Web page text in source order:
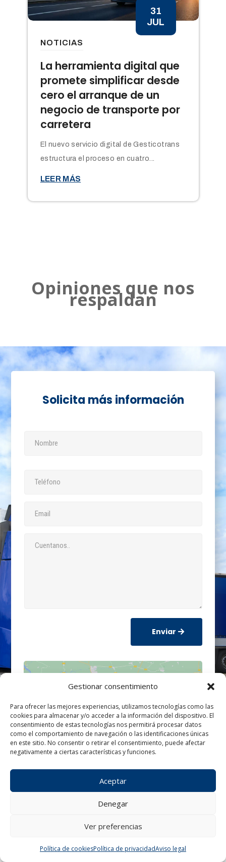
Gestionar consentimiento
Para ofrecer las mejores experiencias, utilizamos tecnologías como las
cookies para almacenar y/o acceder a la información del dispositivo. El
consentimiento de estas tecnologías nos permitirá procesar datos
como el comportamiento de navegación o las identificaciones únicas
en este sitio. No consentir o retirar el consentimiento, puede afectar
negativamente a ciertas características y funciones.
Aceptar
Denegar
Ver preferencias
Política de cookiesPolítica de privacidadAviso legal
La herramienta digital que
promete simplificar desde
cero el arranque de un
negocio de transporte por
carretera
31
JUL
NOTICIAS
El nuevo servicio digital de Gesticotrans
estructura el proceso en cuatro...
LEER MÁS
Opiniones que nos
respaldan
Solicita más información
Enviar
Haz clic para aceptar cookies de
marketing y permitir este contenido
¿Tienes alguna consulta?